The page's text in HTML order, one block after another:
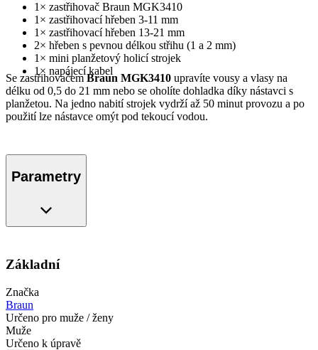
1× zastřihovač Braun MGK3410
1× zastřihovací hřeben 3-11 mm
1× zastřihovací hřeben 13-21 mm
2× hřeben s pevnou délkou střihu (1 a 2 mm)
1× mini planžetový holicí strojek
1× napájecí kabel
Se zastřihovačemBraun MGK3410 upravíte vousy a vlasy na
délku od 0,5 do 21 mm nebo se oholíte dohladka díky nástavci s
planžetou. Na jedno nabití strojek vydrží až 50 minut provozu a po
použití lze nástavce omýt pod tekoucí vodou.
Parametry
Základní
Značka
Braun
Určeno pro muže / ženy
Muže
Určeno k úpravě